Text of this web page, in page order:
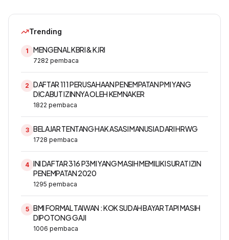
Trending
1 MENGENAL KBRI & KJRI
7282 pembaca
2 DAFTAR 111 PERUSAHAAN PENEMPATAN PMI YANG
DICABUT IZINNYA OLEH KEMNAKER
1822 pembaca
3 BELAJAR TENTANG HAK ASASI MANUSIA DARI HRWG
1728 pembaca
4 INI DAFTAR 316 P3MI YANG MASIH MEMILIKI SURAT IZIN
PENEMPATAN 2020
1295 pembaca
5 BMI FORMAL TAIWAN : KOK SUDAH BAYAR TAPI MASIH
DIPOTONG GAJI
1006 pembaca